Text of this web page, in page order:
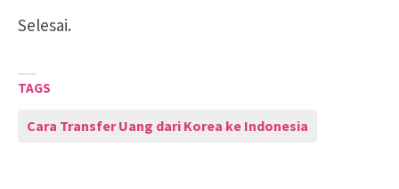
Selesai.
TAGS
Cara Transfer Uang dari Korea ke Indonesia